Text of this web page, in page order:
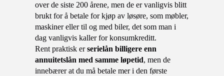
over de siste 200 årene, men de er vanligvis blitt
brukt for å betale for kjøp av løsøre, som møbler,
maskiner eller til og med biler, det som man i
dag vanligvis kaller for konsumkreditt.
Rent praktisk erserielån billigere enn
annuitetslån med samme løpetid, men de
innebærer at du må betale mer i den første